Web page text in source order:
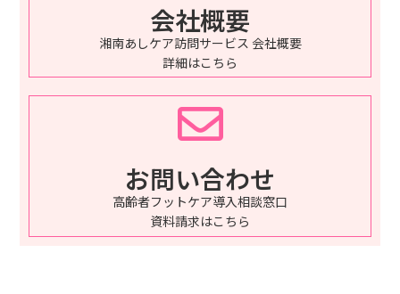
会社概要
湘南あしケア訪問サービス 会社概要
詳細はこちら
お問い合わせ
高齢者フットケア導入相談窓口
資料請求はこちら